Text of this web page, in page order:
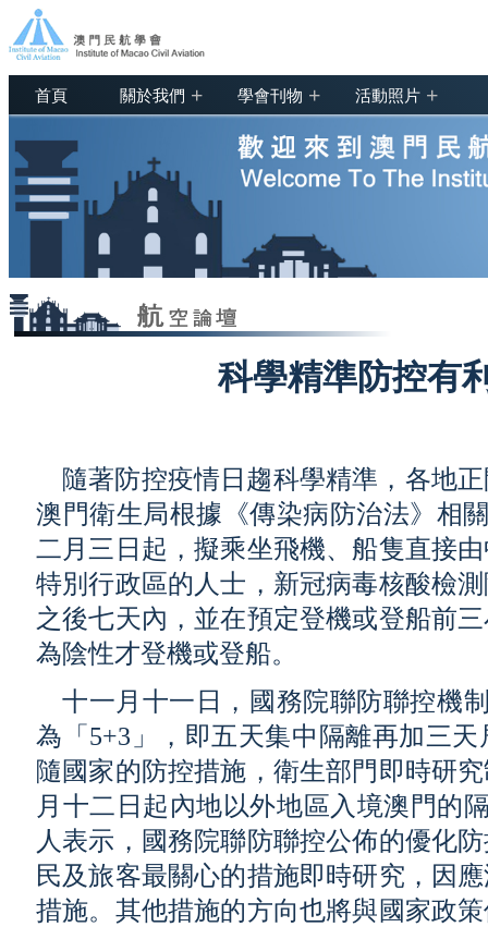
首頁 關於我們 + 學會刊物 + 活動照片 +
科學精準防控有
隨著防控疫情日趨科學精準，各地
澳門衛生局根據《傳染病防治法》相
二月三日起，擬乘坐飛機、船隻直接
特別行政區的人士，新冠病毒核酸檢
之後七天內，並在預定登機或登船前
為陰性才登機或登船。
十一月十一日，國務院聯防聯控機
為「5+3」，即五天集中隔離再加三
隨國家的防控措施，衛生部門即時研
月十二日起內地以外地區入境澳門的
人表示，國務院聯防聯控公佈的優化
民及旅客最關心的措施即時研究，因
措施。其他措施的方向也將與國家政